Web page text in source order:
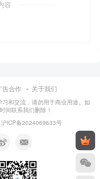
容
告合作 关于我们
和交流，请勿用于商业用途。如
间联系我们删除！
沪ICP备2024069633号